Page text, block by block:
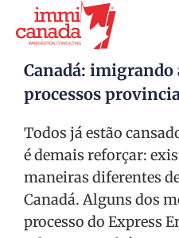
Canadá: imigrando
processos
Todos já estão
é demais reforçar:
maneiras diferentes
Canadá. Alguns dos
processo do Express